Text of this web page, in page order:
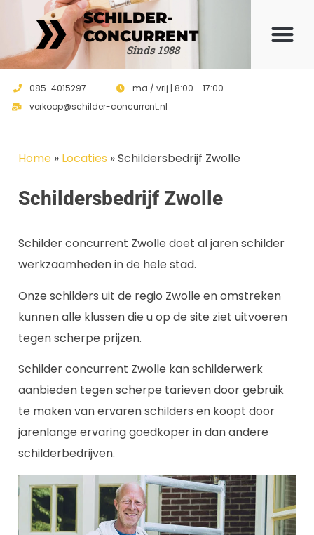
SCHILDER-
CONCURRENT
Sinds 1988
085-4015297
ma / vrij | 8:00 - 17:00
verkoop@schilder-concurrent.nl
Home » Locaties »Schildersbedrijf Zwolle
Schildersbedrijf Zwolle
Schilder concurrent Zwolle doet al jaren schilder
werkzaamheden in de hele stad.
Onze schilders uit de regio Zwolle en omstreken
kunnen alle klussen die u op de site ziet uitvoeren
tegen scherpe prijzen.
Schilder concurrent Zwolle kan schilderwerk
aanbieden tegen scherpe tarieven door gebruik
te maken van ervaren schilders en koopt door
jarenlange ervaring goedkoper in dan andere
schilderbedrijven.